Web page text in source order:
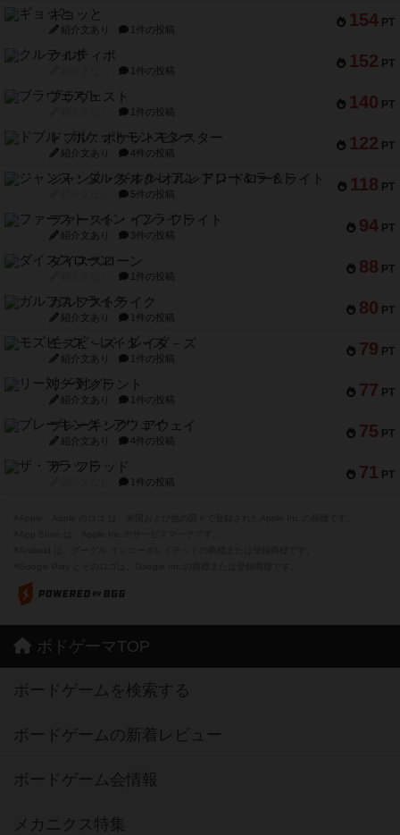
154 PT
ギョッと
紹介文あり 1件の投稿
152 PT
クルティボ
1件の投稿
140 PT
ブラヴェスト
1件の投稿
122 PT
ドブル：ポケットモンスター
紹介文あり 4件の投稿
118 PT
ジャンヌ・ダルク-オルレアン ドロー＆ライト
5件の投稿
94 PT
ファースト・イン・フライト
紹介文あり 3件の投稿
88 PT
ダイススローン
1件の投稿
80 PT
ガルフストライク
紹介文あり 1件の投稿
79 PT
モズビ－ズ・レイダ－ズ
紹介文あり 1件の投稿
77 PT
リー対グラント
紹介文あり 1件の投稿
75 PT
ブレーキング・アウェイ
紹介文あり 4件の投稿
71 PT
ザ・フラッド
1件の投稿
ボドゲーマTOP
ボードゲームを検索する
ボードゲームの新着レビュー
ボードゲーム会情報
メカニクス特集